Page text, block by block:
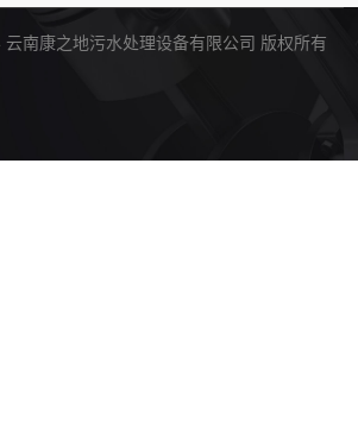
康之地污水处理设备有限公司 版权所有